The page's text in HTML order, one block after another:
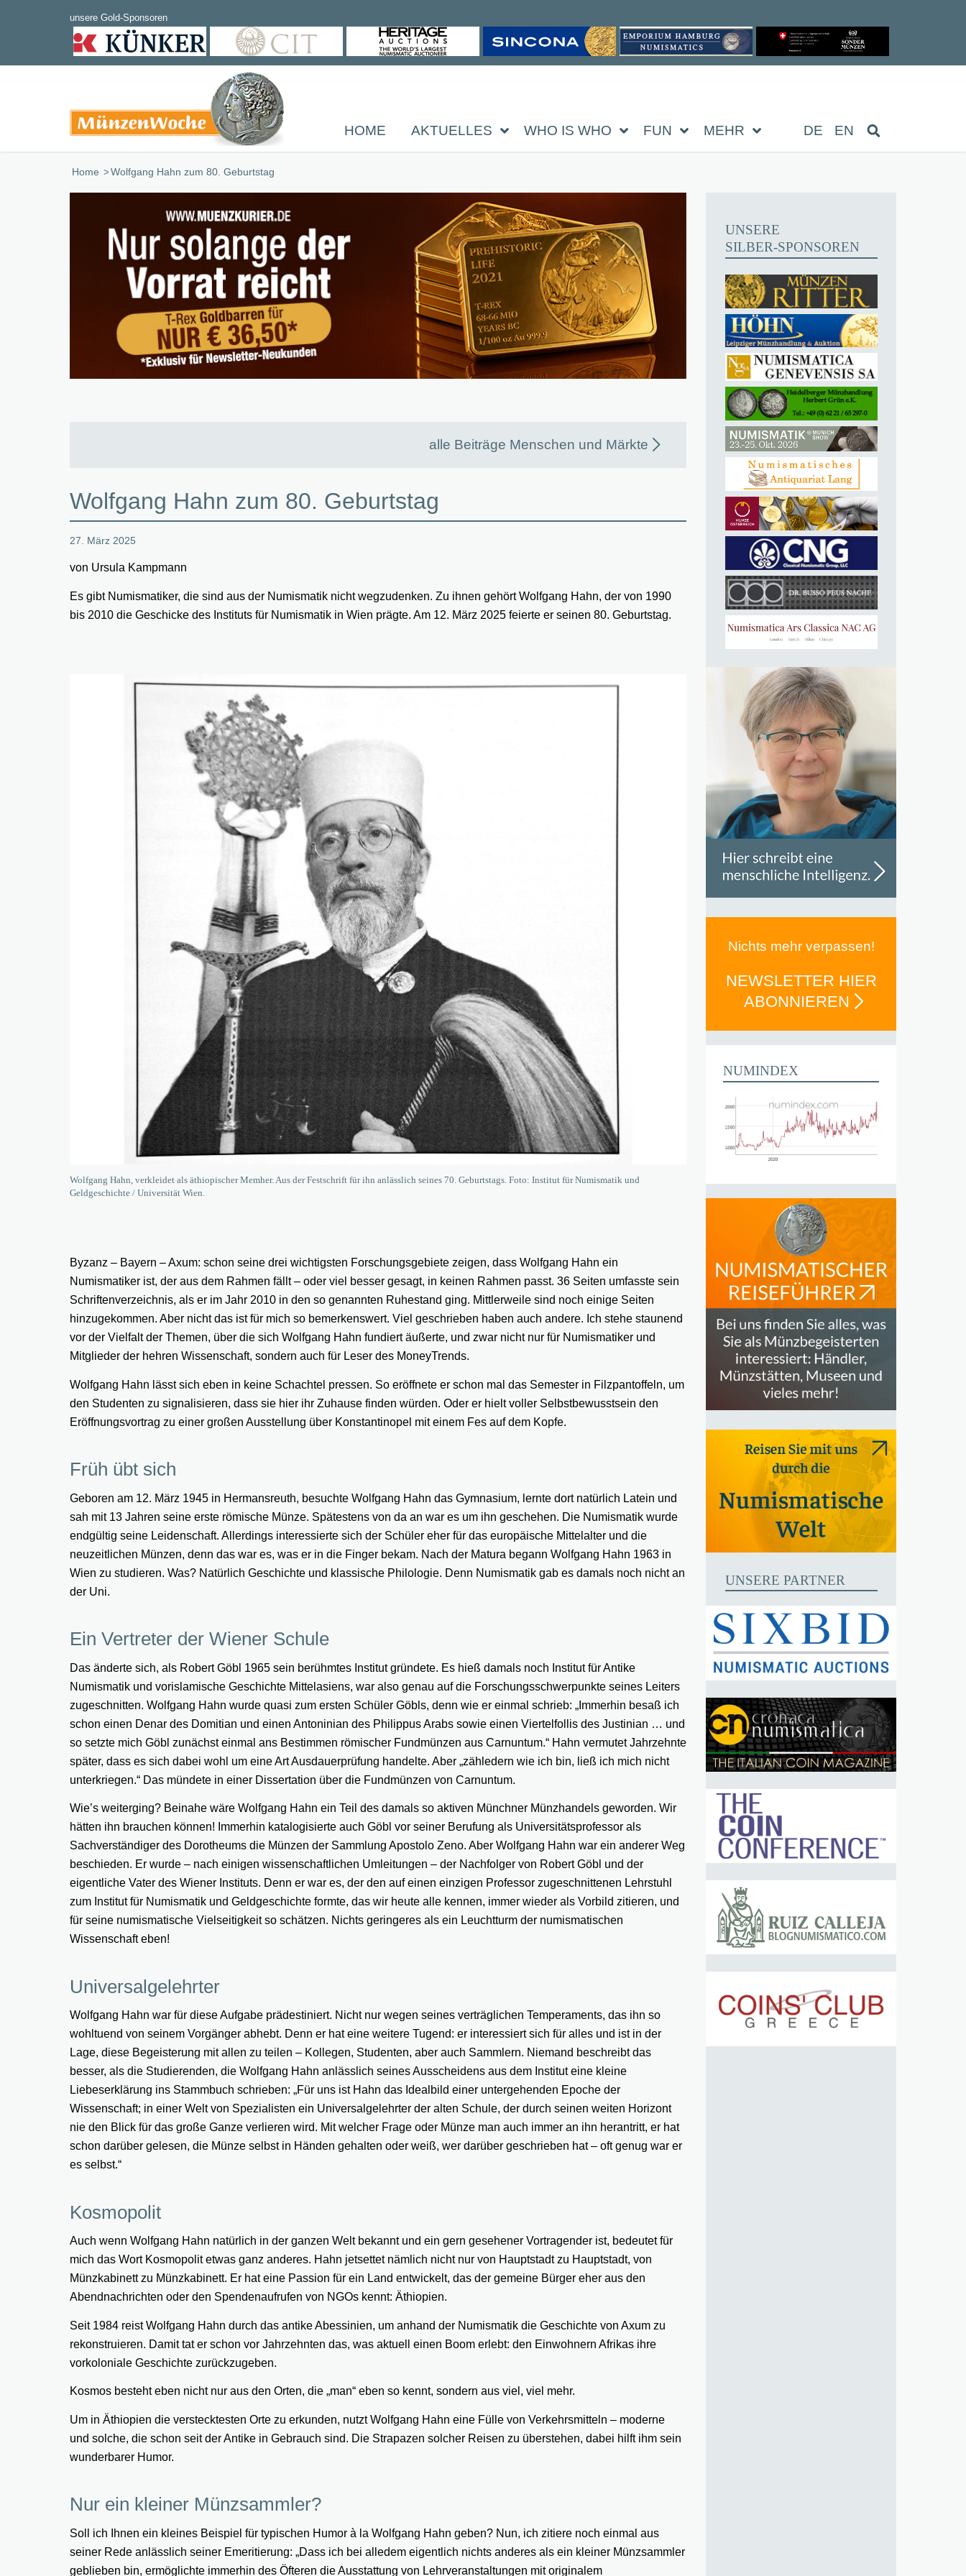
HOME AKTUELLES WHO IS WHO FUN MEHR DE EN
Home /Wolfgang Hahn zum 80. Geburtstag
alle Beiträge Menschen und Märkte
Wolfgang Hahn zum 80. Geburtstag
27. März 2025
von Ursula Kampmann
Es gibt Numismatiker, die sind aus der Numismatik nicht wegzudenken. Zu ihnen gehört Wolfgang Hahn, der von 1990
bis 2010 die Geschicke des Instituts für Numismatik in Wien prägte. Am 12. März 2025 feierte er seinen 80. Geburtstag.
Wolfgang Hahn, verkleidet als äthiopischer Memher. Aus der Festschrift für ihn anlässlich seines 70. Geburtstags. Foto: Institut für Numismatik und
Geldgeschichte / Universität Wien.
Byzanz – Bayern – Axum: schon seine drei wichtigsten Forschungsgebiete zeigen, dass Wolfgang Hahn ein
Numismatiker ist, der aus dem Rahmen fällt – oder viel besser gesagt, in keinen Rahmen passt. 36 Seiten umfasste sein
Schriftenverzeichnis, als er im Jahr 2010 in den so genannten Ruhestand ging. Mittlerweile sind noch einige Seiten
hinzugekommen. Aber nicht das ist für mich so bemerkenswert. Viel geschrieben haben auch andere. Ich stehe staunend
vor der Vielfalt der Themen, über die sich Wolfgang Hahn fundiert äußerte, und zwar nicht nur für Numismatiker und
Mitglieder der hehren Wissenschaft, sondern auch für Leser des MoneyTrends.
Wolfgang Hahn lässt sich eben in keine Schachtel pressen. So eröffnete er schon mal das Semester in Filzpantoffeln, um
den Studenten zu signalisieren, dass sie hier ihr Zuhause finden würden. Oder er hielt voller Selbstbewusstsein den
Eröffnungsvortrag zu einer großen Ausstellung über Konstantinopel mit einem Fes auf dem Kopfe.
Früh übt sich
Geboren am 12. März 1945 in Hermansreuth, besuchte Wolfgang Hahn das Gymnasium, lernte dort natürlich Latein und
sah mit 13 Jahren seine erste römische Münze. Spätestens von da an war es um ihn geschehen. Die Numismatik wurde
endgültig seine Leidenschaft. Allerdings interessierte sich der Schüler eher für das europäische Mittelalter und die
neuzeitlichen Münzen, denn das war es, was er in die Finger bekam. Nach der Matura begann Wolfgang Hahn 1963 in
Wien zu studieren. Was? Natürlich Geschichte und klassische Philologie. Denn Numismatik gab es damals noch nicht an
der Uni.
Ein Vertreter der Wiener Schule
Das änderte sich, als Robert Göbl 1965 sein berühmtes Institut gründete. Es hieß damals noch Institut für Antike
Numismatik und vorislamische Geschichte Mittelasiens, war also genau auf die Forschungsschwerpunkte seines Leiters
zugeschnitten. Wolfgang Hahn wurde quasi zum ersten Schüler Göbls, denn wie er einmal schrieb: „Immerhin besaß ich
schon einen Denar des Domitian und einen Antoninian des Philippus Arabs sowie einen Viertelfollis des Justinian … und
so setzte mich Göbl zunächst einmal ans Bestimmen römischer Fundmünzen aus Carnuntum.“ Hahn vermutet Jahrzehnte
später, dass es sich dabei wohl um eine Art Ausdauerprüfung handelte. Aber „zähledern wie ich bin, ließ ich mich nicht
unterkriegen.“ Das mündete in einer Dissertation über die Fundmünzen von Carnuntum.
Wie’s weiterging? Beinahe wäre Wolfgang Hahn ein Teil des damals so aktiven Münchner Münzhandels geworden. Wir
hätten ihn brauchen können! Immerhin katalogisierte auch Göbl vor seiner Berufung als Universitätsprofessor als
Sachverständiger des Dorotheums die Münzen der Sammlung Apostolo Zeno. Aber Wolfgang Hahn war ein anderer Weg
beschieden. Er wurde – nach einigen wissenschaftlichen Umleitungen – der Nachfolger von Robert Göbl und der
eigentliche Vater des Wiener Instituts. Denn er war es, der den auf einen einzigen Professor zugeschnittenen Lehrstuhl
zum Institut für Numismatik und Geldgeschichte formte, das wir heute alle kennen, immer wieder als Vorbild zitieren, und
für seine numismatische Vielseitigkeit so schätzen. Nichts geringeres als ein Leuchtturm der numismatischen
Wissenschaft eben!
Universalgelehrter
Wolfgang Hahn war für diese Aufgabe prädestiniert. Nicht nur wegen seines verträglichen Temperaments, das ihn so
wohltuend von seinem Vorgänger abhebt. Denn er hat eine weitere Tugend: er interessiert sich für alles und ist in der
Lage, diese Begeisterung mit allen zu teilen – Kollegen, Studenten, aber auch Sammlern. Niemand beschreibt das
besser, als die Studierenden, die Wolfgang Hahn anlässlich seines Ausscheidens aus dem Institut eine kleine
Liebeserklärung ins Stammbuch schrieben: „Für uns ist Hahn das Idealbild einer untergehenden Epoche der
Wissenschaft; in einer Welt von Spezialisten ein Universalgelehrter der alten Schule, der durch seinen weiten Horizont
nie den Blick für das große Ganze verlieren wird. Mit welcher Frage oder Münze man auch immer an ihn herantritt, er hat
schon darüber gelesen, die Münze selbst in Händen gehalten oder weiß, wer darüber geschrieben hat – oft genug war er
es selbst.“
Kosmopolit
Auch wenn Wolfgang Hahn natürlich in der ganzen Welt bekannt und ein gern gesehener Vortragender ist, bedeutet für
mich das Wort Kosmopolit etwas ganz anderes. Hahn jetsettet nämlich nicht nur von Hauptstadt zu Hauptstadt, von
Münzkabinett zu Münzkabinett. Er hat eine Passion für ein Land entwickelt, das der gemeine Bürger eher aus den
Abendnachrichten oder den Spendenaufrufen von NGOs kennt: Äthiopien.
Seit 1984 reist Wolfgang Hahn durch das antike Abessinien, um anhand der Numismatik die Geschichte von Axum zu
rekonstruieren. Damit tat er schon vor Jahrzehnten das, was aktuell einen Boom erlebt: den Einwohnern Afrikas ihre
vorkoloniale Geschichte zurückzugeben.
Kosmos besteht eben nicht nur aus den Orten, die „man“ eben so kennt, sondern aus viel, viel mehr.
Um in Äthiopien die verstecktesten Orte zu erkunden, nutzt Wolfgang Hahn eine Fülle von Verkehrsmitteln – moderne
und solche, die schon seit der Antike in Gebrauch sind. Die Strapazen solcher Reisen zu überstehen, dabei hilft ihm sein
wunderbarer Humor.
Nur ein kleiner Münzsammler?
Soll ich Ihnen ein kleines Beispiel für typischen Humor à la Wolfgang Hahn geben? Nun, ich zitiere noch einmal aus
seiner Rede anlässlich seiner Emeritierung: „Dass ich bei alledem eigentlich nichts anderes als ein kleiner Münzsammler
geblieben bin, ermöglichte immerhin des Öfteren die Ausstattung von Lehrveranstaltungen mit originalem
UNSERE
SILBER-SPONSOREN
Nichts mehr verpassen!
NEWSLETTER HIER
ABONNIEREN
NUMINDEX
UNSERE PARTNER